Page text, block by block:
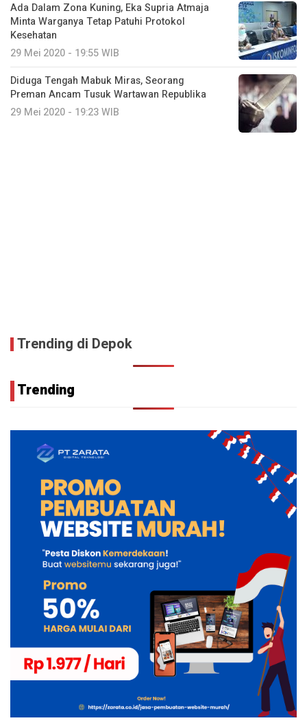
Ada Dalam Zona Kuning, Eka Supria Atmaja
Minta Warganya Tetap Patuhi Protokol
Kesehatan
29 Mei 2020 - 19:55 WIB
Diduga Tengah Mabuk Miras, Seorang
Preman Ancam Tusuk Wartawan Republika
29 Mei 2020 - 19:23 WIB
Trending di Depok
Trending